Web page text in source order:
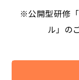
※公開型研修
ル」の